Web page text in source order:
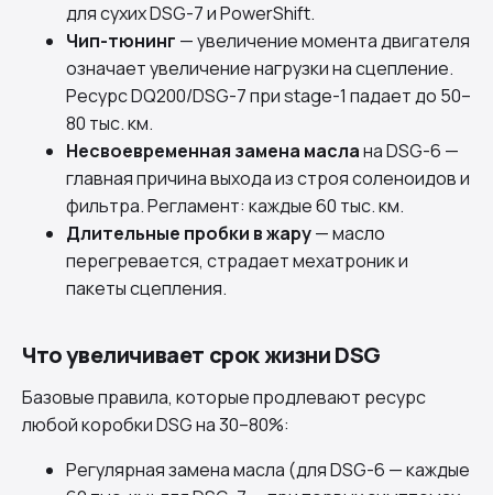
для сухих DSG-7 и PowerShift.
Чип-тюнинг — увеличение момента двигателя
означает увеличение нагрузки на сцепление.
Ресурс DQ200/DSG-7 при stage-1 падает до 50–
80 тыс. км.
Несвоевременная замена маслана DSG-6 —
главная причина выхода из строя соленоидов и
фильтра. Регламент: каждые 60 тыс. км.
Длительные пробки в жару— масло
перегревается, страдает мехатроник и
пакеты сцепления.
Что увеличивает срок жизни DSG
Базовые правила, которые продлевают ресурс
любой коробки DSG на 30–80%:
Регулярная замена масла (для DSG-6 — каждые